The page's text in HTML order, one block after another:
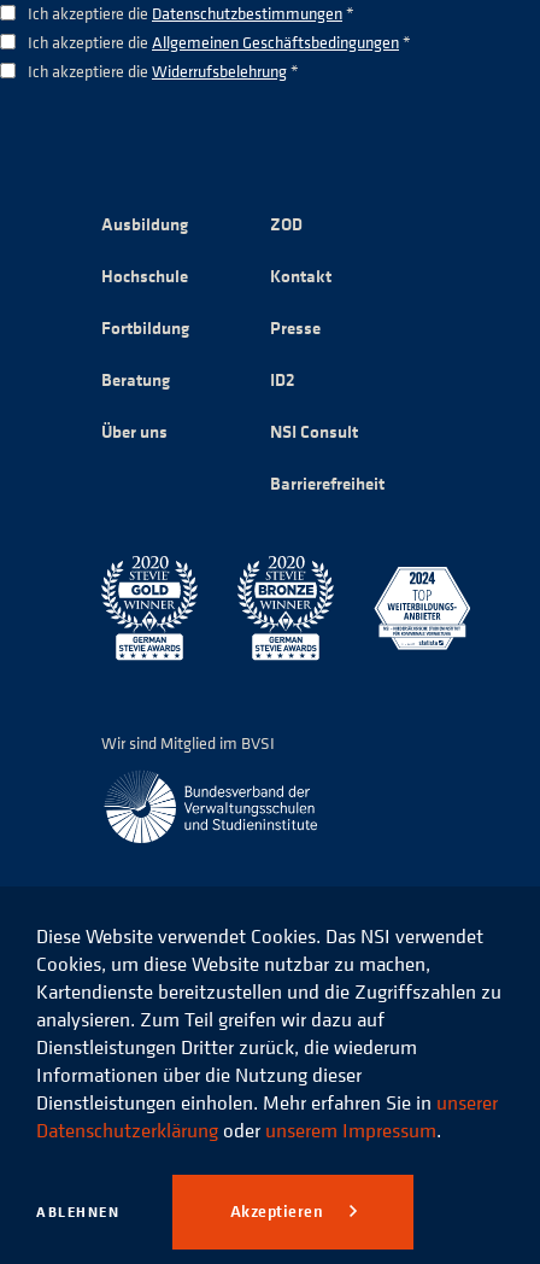
Ich akzeptiere die Datenschutzbestimmungen*
Ich akzeptiere die Allgemeinen Geschäftsbedingungen*
Ich akzeptiere die Widerrufsbelehrung*
Ausbildung
Hochschule
Fortbildung
Beratung
Über uns
ZOD
Kontakt
Presse
ID2
NSI Consult
Barrierefreiheit
Wir sind Mitglied im BVSI
Das
NSI
Facebook
Das
NSI
auf
LinkedIn
Das
NSI
auf
Instagram
Das
Xing
© 2026 Niedersächsisches
Studieninstitut für kommunale
Verwaltung e.V.
Datenschutz Impressum
Diese Website verwendet Cookies. Das NSI verwendet
Cookies, um diese Website nutzbar zu machen,
Kartendienste bereitzustellen und die Zugriffszahlen zu
analysieren. Zum Teil greifen wir dazu auf
Dienstleistungen Dritter zurück, die wiederum
Informationen über die Nutzung dieser
Dienstleistungen einholen. Mehr erfahren Sie in unserer
Datenschutzerklärung oder unserem Impressum.
ABLEHNEN Akzeptieren